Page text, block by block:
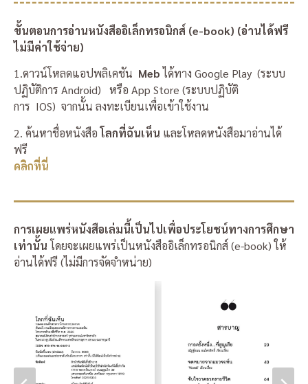
ขั้นตอนการอ่านหนังสืออิเล็กทรอนิกส์ (e-book) (อ่านได้ฟรี
ไม่มีค่าใช้จ่าย)
1.ดาวน์โหลดแอปพลิเคชัน Mebได้ทาง Google Play (ระบบ
ปฏิบัติการ Android) หรือ App Store (ระบบปฏิบัติ
การ IOS) จากนั้น ลงทะเบียนเพื่อเข้าใช้งาน
2. ค้นหาชื่อหนังสือโลกที่ฉันเห็น และโหลดหนังสือมาอ่านได้
ฟรี
คลิกที่นี่
การเผยแพร่หนังสือเล่มนี้เป็นไปเพื่อประโยชน์ทางการศึกษา
เท่านั้น โดยจะเผยแพร่เป็นหนังสืออิเล็กทรอนิกส์ (e-book) ให้
อ่านได้ฟรี (ไม่มีการจัดจำหน่าย)